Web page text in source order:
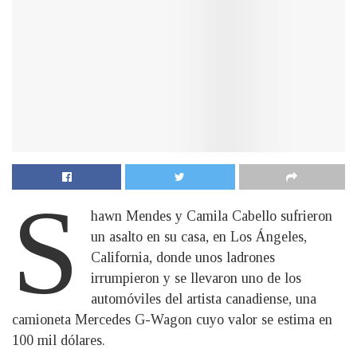
S
hawn Mendes y Camila Cabello sufrieron
un asalto en su casa, en Los Ángeles,
California, donde unos ladrones
irrumpieron y se llevaron uno de los
automóviles del artista canadiense, una
camioneta Mercedes G-Wagon cuyo valor se estima en
100 mil dólares.